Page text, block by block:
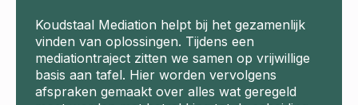
Koudstaal Mediation helpt bij het gezamenlijk
vinden van oplossingen. Tijdens een
mediationtraject zitten we samen op vrijwillige
basis aan tafel. Hier worden vervolgens
afspraken gemaakt over alles wat geregeld